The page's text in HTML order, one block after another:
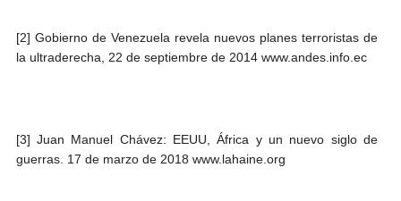
[2] Gobierno de Venezuela revela nuevos planes terroristas de
la ultraderecha, 22 de septiembre de 2014 www.andes.info.ec
[3] Juan Manuel Chávez: EEUU, África y un nuevo siglo de
guerras. 17 de marzo de 2018 www.lahaine.org